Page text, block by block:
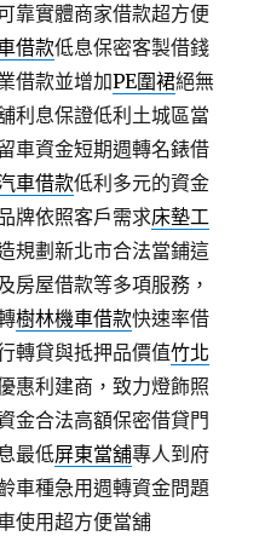
靠實體商家借款超方便
借款低息保密客製借錢
借款並增加PE圍裙絕無
利息保證低利土城區當
車資金短期週轉名錶借
車借款低利多元的資金
牌依照客戶需求床墊工
規劃新北市合法當鋪這
房屋借款等多項服務，
樹林機車借款快速率借
轉貸與抵押品價值竹北
惠利建商，致力燈飾照
金合法高額保密借貸門
最低屏東當舖專人到府
車種急用週轉資金問題
使用超方便當舖